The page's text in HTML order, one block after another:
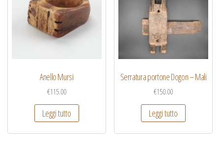
Anello Mursi
€115.00
Leggi tutto
Serratura portone Dogon – Mali
€150.00
Leggi tutto